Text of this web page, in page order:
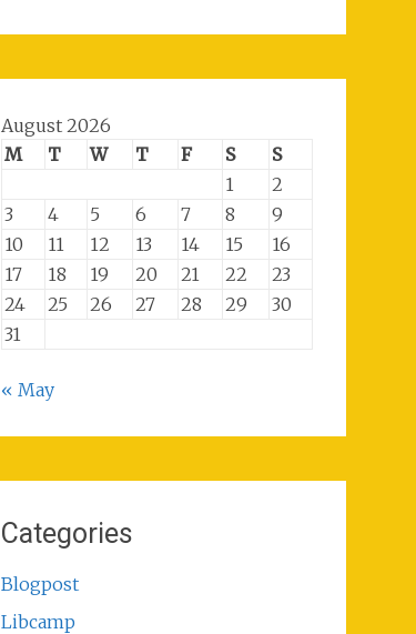
August 2026
M
T W T F S
S
1
2
3
4 5 6 7 8
9
10
11 12 13 14 15
16
17
18 19 20 21 22
23
24
25 26 27 28 29
30
31
« May
Categories
Blogpost
Libcamp